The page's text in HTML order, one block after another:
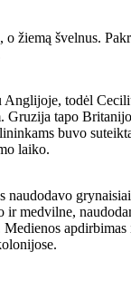
o žiemą švelnus.
Anglijoje, todėl
Gruzija tapo
buvo
laiko.
naudodavo
ir medvilne,
apdirbimas